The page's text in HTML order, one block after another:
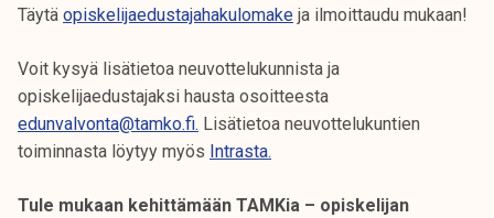
Täytä opiskelijaedustajahakulomake ja ilmoittaudu mukaan!
Voit kysyä lisätietoa neuvottelukunnista ja
opiskelijaedustajaksi hausta osoitteesta
edunvalvonta@tamko.fi. Lisätietoa neuvottelukuntien
toiminnasta löytyy myös Intrasta.
Tule mukaan kehittämään TAMKia – opiskelijan